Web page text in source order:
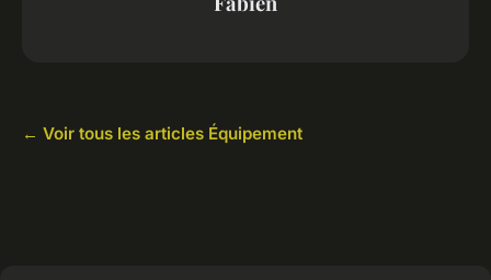
← Voir tous les articles Équipement